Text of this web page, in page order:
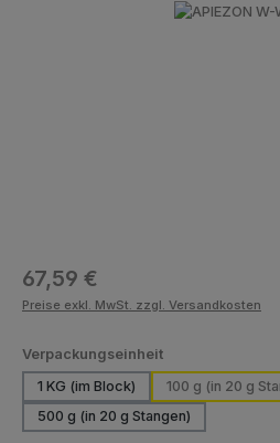
Bildergalerie überspringen
Regulärer Preis:
67,59 €
Preise exkl. MwSt. zzgl. Versandkosten
Verpackungseinheitauswählen
1 KG (im Block)
100 g (in 20 g
500 g (in 20 g Stangen)